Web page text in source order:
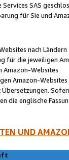
SAS
für Sie und
nach Ländern
für die jeweiligen
Amazon-Websites
Amazon-Websites
die englische
UND